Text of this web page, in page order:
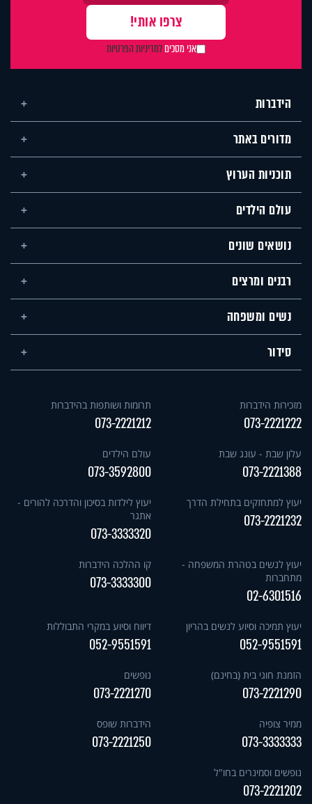
אני מסכיםלמדיניות הפרטיות
הידברות
מדורים באתר
תוכניות הערוץ
עולם הילדים
נושאים שונים
רבנים ומרצים
נשים ומשפחה
סידור
מזכירות הידברות
073-2221222
תרומות ושותפות בהידברות
073-2221212
עלון שבת - עונג שבת
073-2221388
עולם הילדים
073-3592800
יעוץ למתחזקים בתחילת הדרך
073-2221232
יעוץ לילדות בסיכון והדרכה להורים -
אתגר
073-3333320
יעוץ לנשים בטהרת המשפחה -
מתחברות
02-6301516
קו ההלכה הידברות
073-3333300
יעוץ תמיכה וסיוע לנשים בהריון
052-9551591
דיווח וסיוע במקרי התבוללות
052-9551591
הזמנת חוגי בית (בחינם)
073-2221290
נופשים
073-2221270
ממיר צופיה
073-3333333
הידברות שופס
073-2221250
נופשים וסמינרים בחו"ל
073-2221202